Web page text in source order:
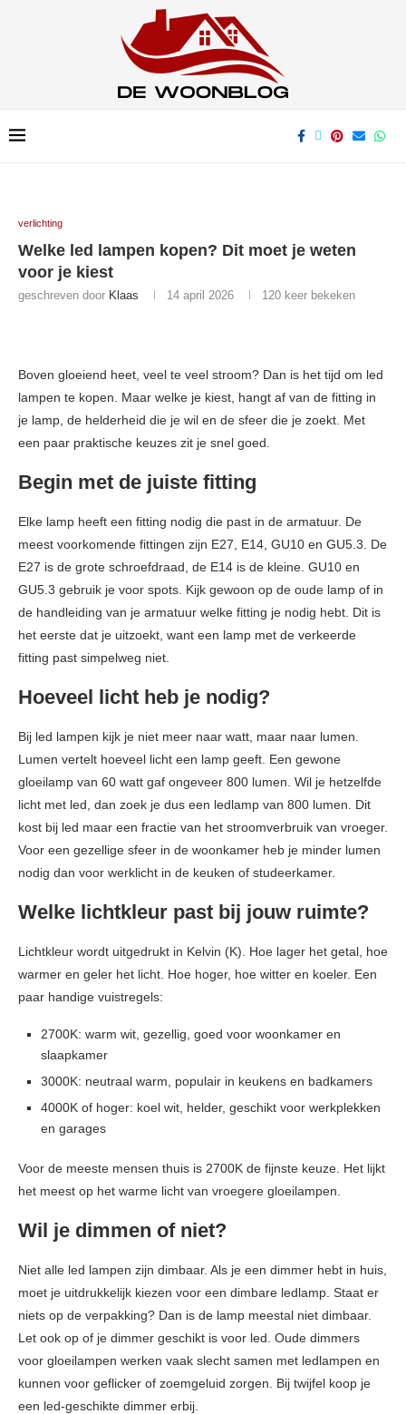
verlichting
Welke led lampen kopen? Dit moet je weten
voor je kiest
geschreven door Klaas 14 april 2026 120 keer bekeken
Boven gloeiend heet, veel te veel stroom? Dan is het tijd om led
lampen te kopen. Maar welke je kiest, hangt af van de fitting in
je lamp, de helderheid die je wil en de sfeer die je zoekt. Met
een paar praktische keuzes zit je snel goed.
Begin met de juiste fitting
Elke lamp heeft een fitting nodig die past in de armatuur. De
meest voorkomende fittingen zijn E27, E14, GU10 en GU5.3. De
E27 is de grote schroefdraad, de E14 is de kleine. GU10 en
GU5.3 gebruik je voor spots. Kijk gewoon op de oude lamp of in
de handleiding van je armatuur welke fitting je nodig hebt. Dit is
het eerste dat je uitzoekt, want een lamp met de verkeerde
fitting past simpelweg niet.
Hoeveel licht heb je nodig?
Bij led lampen kijk je niet meer naar watt, maar naar lumen.
Lumen vertelt hoeveel licht een lamp geeft. Een gewone
gloeilamp van 60 watt gaf ongeveer 800 lumen. Wil je hetzelfde
licht met led, dan zoek je dus een ledlamp van 800 lumen. Dit
kost bij led maar een fractie van het stroomverbruik van vroeger.
Voor een gezellige sfeer in de woonkamer heb je minder lumen
nodig dan voor werklicht in de keuken of studeerkamer.
Welke lichtkleur past bij jouw ruimte?
Lichtkleur wordt uitgedrukt in Kelvin (K). Hoe lager het getal, hoe
warmer en geler het licht. Hoe hoger, hoe witter en koeler. Een
paar handige vuistregels:
2700K: warm wit, gezellig, goed voor woonkamer en
slaapkamer
3000K: neutraal warm, populair in keukens en badkamers
4000K of hoger: koel wit, helder, geschikt voor werkplekken
en garages
Voor de meeste mensen thuis is 2700K de fijnste keuze. Het lijkt
het meest op het warme licht van vroegere gloeilampen.
Wil je dimmen of niet?
Niet alle led lampen zijn dimbaar. Als je een dimmer hebt in huis,
moet je uitdrukkelijk kiezen voor een dimbare ledlamp. Staat er
niets op de verpakking? Dan is de lamp meestal niet dimbaar.
Let ook op of je dimmer geschikt is voor led. Oude dimmers
voor gloeilampen werken vaak slecht samen met ledlampen en
kunnen voor geflicker of zoemgeluid zorgen. Bij twijfel koop je
een led-geschikte dimmer erbij.